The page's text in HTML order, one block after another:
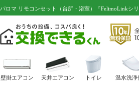
パロマ リモコンセット（台所・浴室）『FelimoLinkシ
壁掛エアコン 天井エアコン トイレ 温水洗浄